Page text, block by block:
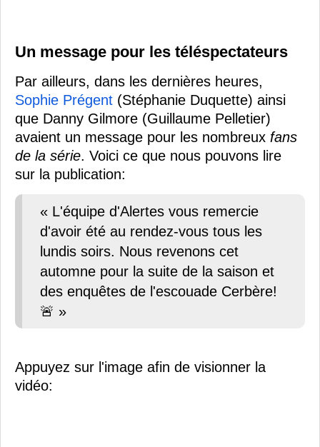
Un message pour les téléspectateurs
Par ailleurs, dans les dernières heures,
Sophie Prégent (Stéphanie Duquette) ainsi
que Danny Gilmore (Guillaume Pelletier)
avaient un message pour les nombreux fans
de la série. Voici ce que nous pouvons lire
sur la publication:
« L'équipe d'Alertes vous remercie
d'avoir été au rendez-vous tous les
lundis soirs. Nous revenons cet
automne pour la suite de la saison et
des enquêtes de l'escouade Cerbère!
🚨 »
Appuyez sur l'image afin de visionner la
vidéo: